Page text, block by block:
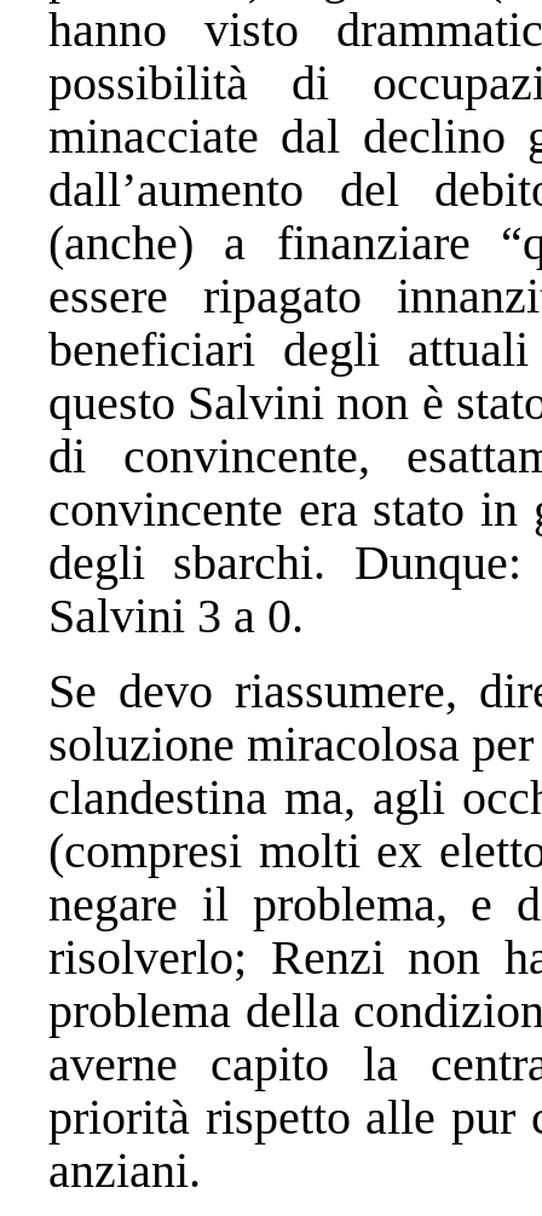
hanno visto
possibilità di
minacciate dal declino
dall’aumento del
(anche) a finanziare
essere ripagato
beneficiari degli
questo Salvini non è
di convincente,
convincente era stato
degli sbarchi.
Salvini 3 a 0.
Se devo riassumere,
soluzione miracolosa
clandestina ma, agli
(compresi molti ex
negare il problema, e
risolverlo; Renzi non
problema della
averne capito la
priorità rispetto alle pur
anziani.